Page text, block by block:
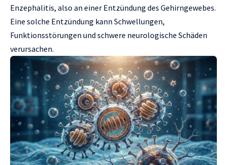
Enzephalitis, also an einer Entzündung des Gehirngewebes.
Eine solche Entzündung kann Schwellungen,
Funktionsstörungen und schwere neurologische Schäden
verursachen.